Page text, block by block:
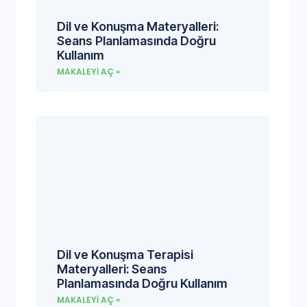
Dil ve Konuşma Materyalleri:
Seans Planlamasında Doğru
Kullanım
MAKALEYI AÇ »
Dil ve Konuşma Terapisi
Materyalleri: Seans
Planlamasında Doğru Kullanım
MAKALEYI AÇ »